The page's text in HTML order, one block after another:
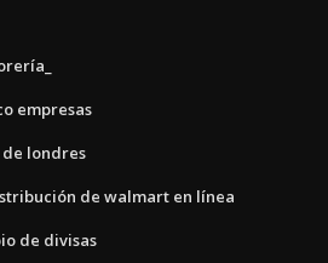
empresas
londres
de walmart en línea
de divisas